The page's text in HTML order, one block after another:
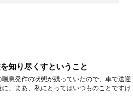
知り尽くすということ
息発作の状態が残っていたので、車で送迎
、まあ、私にとってはいつものことですけ